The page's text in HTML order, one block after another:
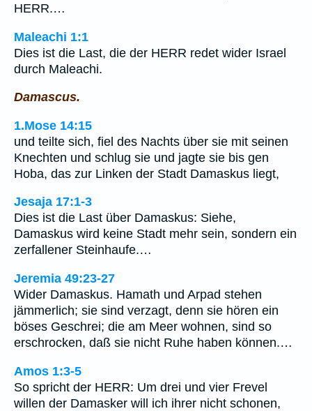
HERR.…
Maleachi 1:1
Dies ist die Last, die der HERR redet wider Israel
durch Maleachi.
Damascus.
1.Mose 14:15
und teilte sich, fiel des Nachts über sie mit seinen
Knechten und schlug sie und jagte sie bis gen
Hoba, das zur Linken der Stadt Damaskus liegt,
Jesaja 17:1-3
Dies ist die Last über Damaskus: Siehe,
Damaskus wird keine Stadt mehr sein, sondern ein
zerfallener Steinhaufe.…
Jeremia 49:23-27
Wider Damaskus. Hamath und Arpad stehen
jämmerlich; sie sind verzagt, denn sie hören ein
böses Geschrei; die am Meer wohnen, sind so
erschrocken, daß sie nicht Ruhe haben können.…
Amos 1:3-5
So spricht der HERR: Um drei und vier Frevel
willen der Damasker will ich ihrer nicht schonen,